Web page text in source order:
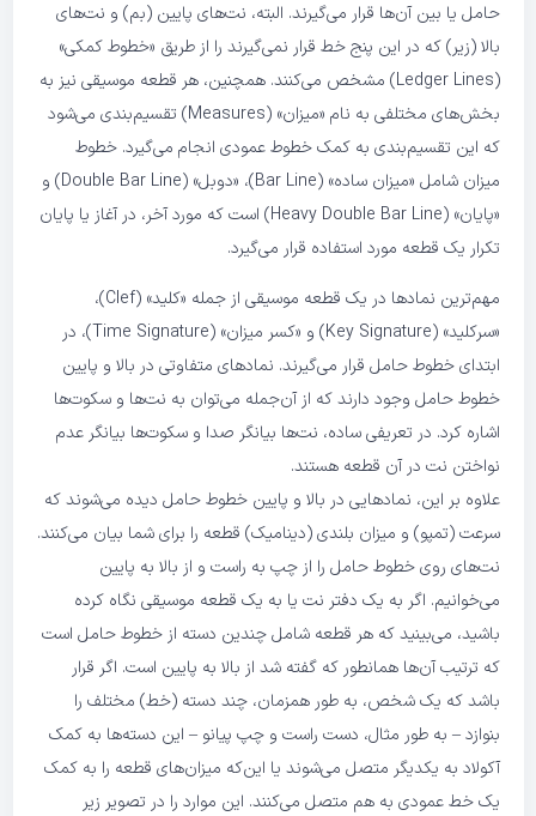
حامل یا بین آن‌ها قرار می‌گیرند. البته، نت‌های پایین (بم) و نت‌های
بالا (زیر) که در این پنج خط قرار نمی‌گیرند را از طریق «خطوط کمکی»
(Ledger Lines) مشخص می‌کنند. همچنین، هر قطعه موسیقی نیز به
بخش‌های مختلفی به نام «میزان» (Measures) تقسیم‌بندی می‌شود
که این تقسیم‌بندی به کمک خطوط عمودی انجام می‌گیرد. خطوط
میزان شامل «میزان ساده» (Bar Line)، «دوبل» (Double Bar Line) و
«پایان»‌ (Heavy Double Bar Line) است که مورد آخر، در آغاز یا پایان
تکرار یک قطعه مورد استفاده قرار می‌گیرد.
مهم‌ترین نمادها در یک قطعه موسیقی از جمله «کلید» (Clef)،
«سرکلید» (Key Signature) و «کسر میزان» (Time Signature)، در
ابتدای خطوط حامل قرار می‌گیرند. نمادهای متفاوتی در بالا و پایین
خطوط حامل وجود دارند که از آن‌جمله می‌توان به نت‌ها و سکوت‌ها
اشاره کرد. در تعریفی ساده، نت‌ها بیانگر صدا و سکوت‌ها بیانگر عدم
نواختن نت در آن قطعه هستند.
علاوه بر این، نمادهایی در بالا و پایین خطوط حامل دیده می‌شوند که
سرعت (تمپو) و میزان بلندی (دینامیک) قطعه را برای شما بیان می‌کنند.
نت‌های روی خطوط حامل را از چپ به راست و از بالا به پایین
می‌خوانیم. اگر به یک دفتر نت یا به یک قطعه موسیقی نگاه کرده
باشید، می‌بینید که هر قطعه شامل چندین دسته از خطوط حامل است
که ترتیب آن‌ها همانطور که گفته شد از بالا به پایین است. اگر قرار
باشد که یک شخص، به طور همزمان، چند دسته (خط) مختلف را
بنوازد – به طور مثال، دست راست و چپ پیانو – این دسته‌ها به کمک
آکولاد به یکدیگر متصل می‌شوند یا این‌که میزان‌های قطعه را به کمک
یک خط عمودی به هم متصل می‌کنند. این موارد را در تصویر زیر